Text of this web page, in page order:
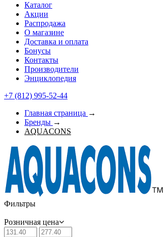
Каталог
Акции
Распродажа
О магазине
Доставка и оплата
Бонусы
Контакты
Производители
Энциклопедия
+7 (812) 995-52-44
Главная страница →
Бренды →
AQUACONS
Фильтры
Розничная цена